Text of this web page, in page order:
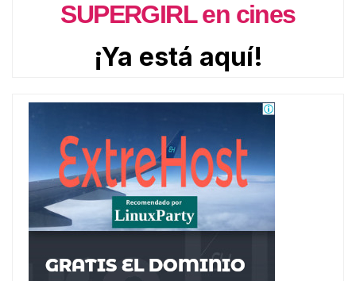
SUPERGIRL en cines
¡Ya está aquí!